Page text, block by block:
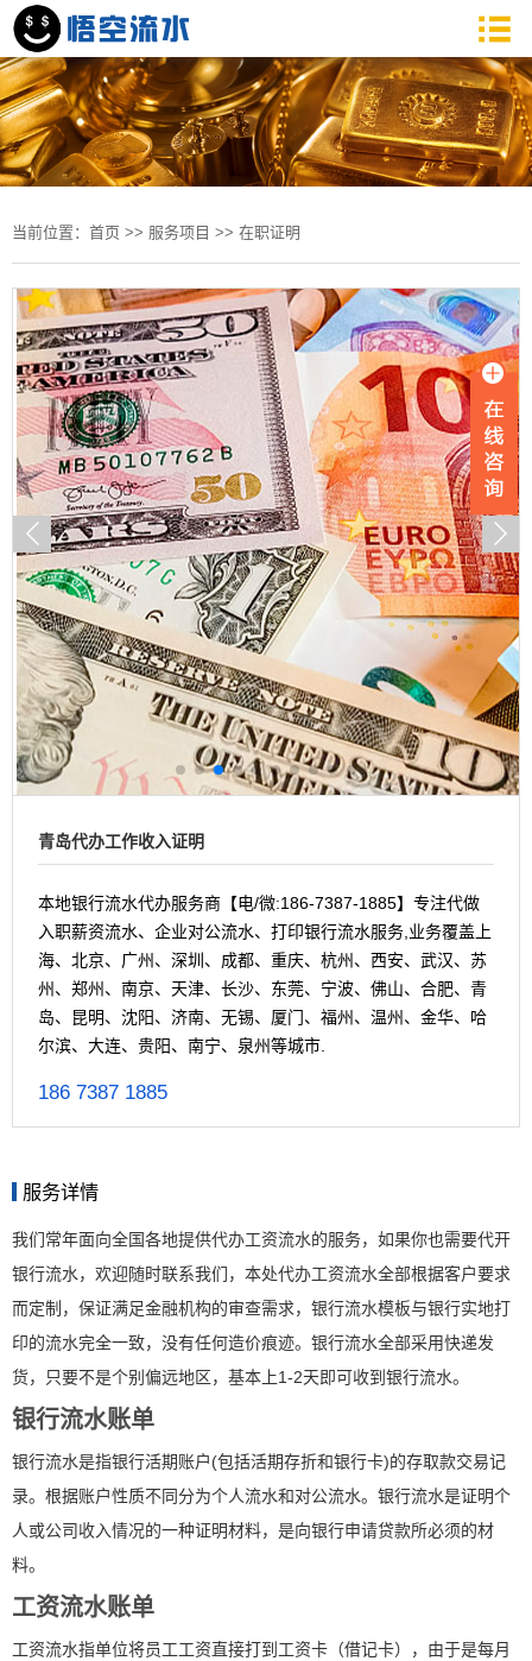
当前位置： 首页 >> 服务项目 >> 在职证明
青岛代办工作收入证明
本地银行流水代办服务商【电/微:186-7387-1885】专注代做
入职薪资流水、企业对公流水、打印银行流水服务,业务覆盖上
海、北京、广州、深圳、成都、重庆、杭州、西安、武汉、苏
州、郑州、南京、天津、长沙、东莞、宁波、佛山、合肥、青
岛、昆明、沈阳、济南、无锡、厦门、福州、温州、金华、哈
尔滨、大连、贵阳、南宁、泉州等城市.
186 7387 1885
服务详情
我们常年面向全国各地提供代办工资流水的服务，如果你也需要代开
银行流水，欢迎随时联系我们，本处代办工资流水全部根据客户要求
而定制，保证满足金融机构的审查需求，银行流水模板与银行实地打
印的流水完全一致，没有任何造价痕迹。银行流水全部采用快递发
货，只要不是个别偏远地区，基本上1-2天即可收到银行流水。
银行流水账单
银行流水是指银行活期账户(包括活期存折和银行卡)的存取款交易记
录。根据账户性质不同分为个人流水和对公流水。银行流水是证明个
人或公司收入情况的一种证明材料，是向银行申请贷款所必须的材
料。
工资流水账单
工资流水指单位将员工工资直接打到工资卡（借记卡），由于是每月